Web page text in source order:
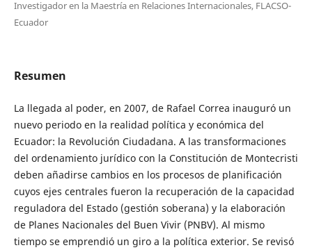
Investigador en la Maestría en Relaciones Internacionales, FLACSO-
Ecuador
Resumen
La llegada al poder, en 2007, de Rafael Correa inauguró un
nuevo periodo en la realidad política y económica del
Ecuador: la Revolución Ciudadana. A las transformaciones
del ordenamiento jurídico con la Constitución de Montecristi
deben añadirse cambios en los procesos de planificación
cuyos ejes centrales fueron la recuperación de la capacidad
reguladora del Estado (gestión soberana) y la elaboración
de Planes Nacionales del Buen Vivir (PNBV). Al mismo
tiempo se emprendió un giro a la política exterior. Se revisó